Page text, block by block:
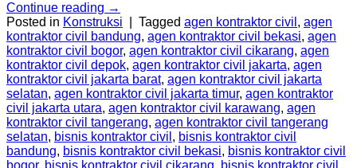
Continue reading →
Posted in Konstruksi Tagged agen kontraktor civil , agen
kontraktor civil bandung, agen kontraktor civil bekasi, agen
kontraktor civil bogor, agen kontraktor civil cikarang, agen
kontraktor civil depok, agen kontraktor civil jakarta, agen
kontraktor civil jakarta barat, agen kontraktor civil jakarta
selatan, agen kontraktor civil jakarta timur, agen kontraktor
civil jakarta utara, agen kontraktor civil karawang, agen
kontraktor civil tangerang, agen kontraktor civil tangerang
selatan, bisnis kontraktor civil , bisnis kontraktor civil
bandung, bisnis kontraktor civil bekasi, bisnis kontraktor civil